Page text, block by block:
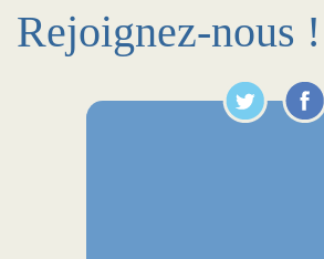
Rejoignez-nous !